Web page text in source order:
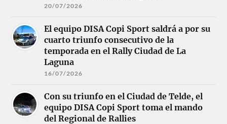
20/07/2026
El equipo DISA Copi Sport saldrá a por su
cuarto triunfo consecutivo de la
temporada en el Rally Ciudad de La
Laguna
16/07/2026
Con su triunfo en el Ciudad de Telde, el
equipo DISA Copi Sport toma el mando
del Regional de Rallies